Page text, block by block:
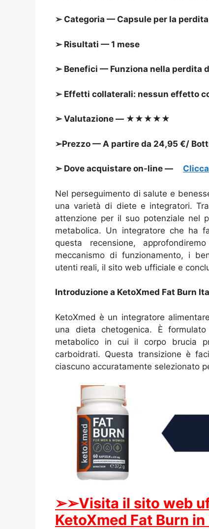
➢ Categoria — Capsule per la
➢ Risultati — 1 mese
➢ Benefici — Funziona nella perdita
➢ Effetti collaterali: nessun effetto
➢ Valutazione — ★★★★★
➢Prezzo — A partire da 24,95 €/
➢ Dove acquistare on-line —
Nel perseguimento di salute e
una varietà di diete e integratori.
attenzione per il suo potenziale nel
metabolica. Un integratore che ha
questa recensione,
meccanismo di funzionamento, i
utenti reali, il sito web ufficiale e
Introduzione a KetoXmed Fat Burn
KetoXmed è un integratore
una dieta chetogenica. È
metabolico in cui il corpo brucia
carboidrati. Questa transizione è
ciascuno accuratamente selezionato
➢➢Visita il sito web
KetoXmed Fat Burn